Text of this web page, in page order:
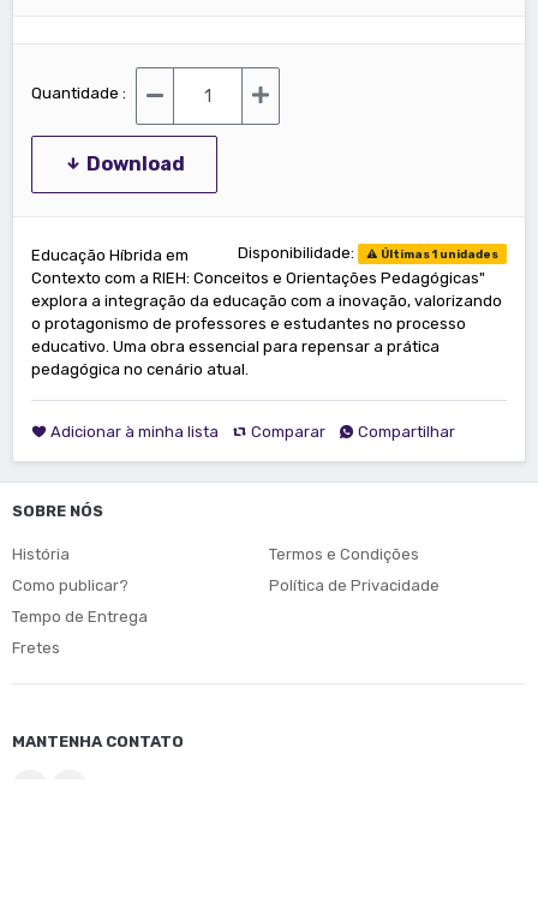
Quantidade :
Download
Disponibilidade: Últimas 1 unidades
Educação Híbrida em
Contexto com a RIEH: Conceitos e Orientações Pedagógicas"
explora a integração da educação com a inovação, valorizando
o protagonismo de professores e estudantes no processo
educativo. Uma obra essencial para repensar a prática
pedagógica no cenário atual.
Adicionar à minha lista Comparar Compartilhar
SOBRE NÓS
História
Como publicar?
Tempo de Entrega
Fretes
Termos e Condições
Política de Privacidade
MANTENHA CONTATO